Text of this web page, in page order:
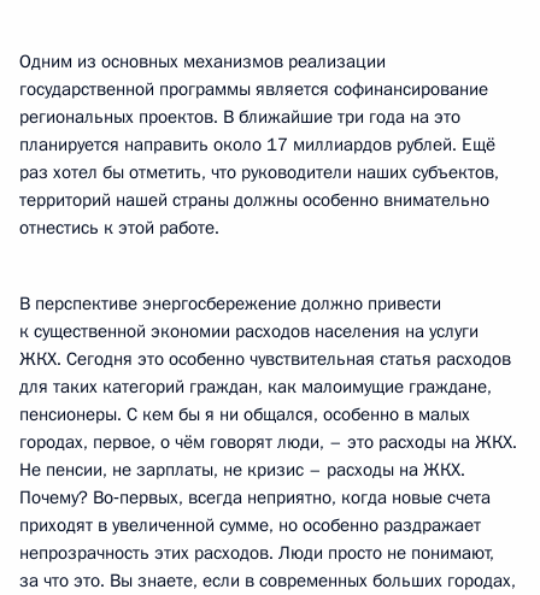
Одним из основных механизмов реализации
государственной программы является софинансирование
региональных проектов. В ближайшие три года на это
планируется направить около 17 миллиардов рублей. Ещё
раз хотел бы отметить, что руководители наших субъектов,
территорий нашей страны должны особенно внимательно
отнестись к этой работе.
В перспективе энергосбережение должно привести
к существенной экономии расходов населения на услуги
ЖКХ. Сегодня это особенно чувствительная статья расходов
для таких категорий граждан, как малоимущие граждане,
пенсионеры. С кем бы я ни общался, особенно в малых
городах, первое, о чём говорят люди, – это расходы на ЖКХ.
Не пенсии, не зарплаты, не кризис – расходы на ЖКХ.
Почему? Во‑первых, всегда неприятно, когда новые счета
приходят в увеличенной сумме, но особенно раздражает
непрозрачность этих расходов. Люди просто не понимают,
за что это. Вы знаете, если в современных больших городах,